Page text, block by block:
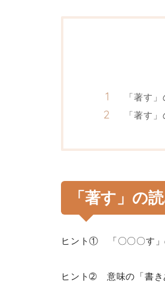
「著す
「著す
「著す」の
ヒント① 「〇〇〇す」
ヒント➁ 意味の「書き